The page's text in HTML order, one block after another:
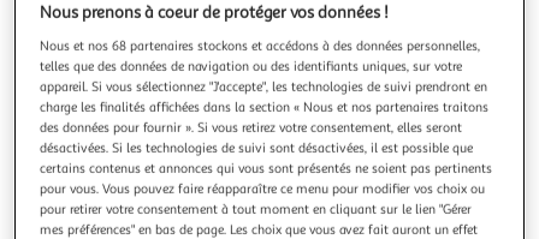
Nous prenons à coeur de protéger vos données !
Nous et nos 68 partenaires stockons et accédons à des données personnelles,
telles que des données de navigation ou des identifiants uniques, sur votre
appareil. Si vous sélectionnez "J'accepte", les technologies de suivi prendront en
charge les finalités affichées dans la section « Nous et nos partenaires traitons
des données pour fournir ». Si vous retirez votre consentement, elles seront
désactivées. Si les technologies de suivi sont désactivées, il est possible que
certains contenus et annonces qui vous sont présentés ne soient pas pertinents
pour vous. Vous pouvez faire réapparaître ce menu pour modifier vos choix ou
pour retirer votre consentement à tout moment en cliquant sur le lien "Gérer
mes préférences" en bas de page. Les choix que vous avez fait auront un effet